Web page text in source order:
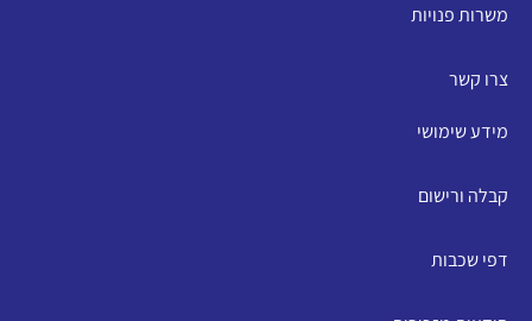
משרות פנויות
צרו קשר
מידע שימושי
קבלה ורישום
דפי שכבות